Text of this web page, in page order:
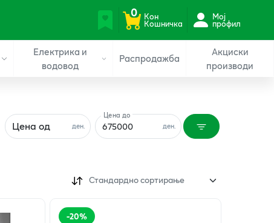
0 Кон
Кошничка
Мој
профил
Електрика и
водовод
Распродажба
Акциски
производи
ден.
Цена од ден.
Цена до
Стандардно сортирање
-20%